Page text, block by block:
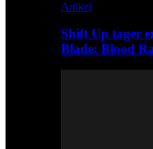
Artikel
Shift Up tager
Blade: Blood